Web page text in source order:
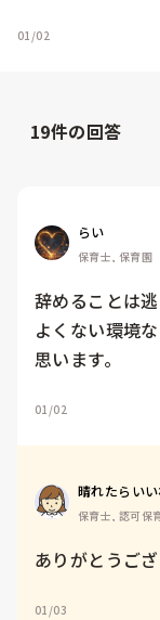
01/02
19件の回答
らい
保育士, 保育園
辞めることは
よくない環境
思います。
01/02
晴れたらい
保育士, 認可保
ありがとうご
01/03